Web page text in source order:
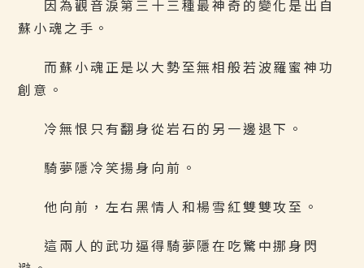
因為觀音淚第三十三種最神奇的變化是出自
蘇小魂之手。
而蘇小魂正是以大勢至無相般若波羅蜜神功
創意。
冷無恨只有翻身從岩石的另一邊退下。
騎夢隱冷笑揚身向前。
他向前，左右黑情人和楊雪紅雙雙攻至。
這兩人的武功逼得騎夢隱在吃驚中挪身閃